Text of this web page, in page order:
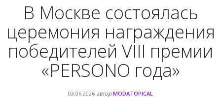
В Москве состоялась
церемония награждения
победителей VIII премии
«PERSONO года»
03.06.2026 автор MODATOPICAL